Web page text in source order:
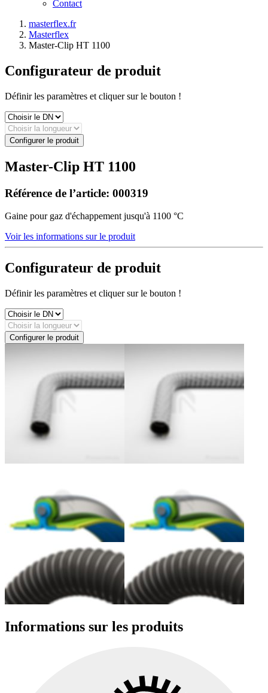
Contact
masterflex.fr
Masterflex
Master-Clip HT 1100
Configurateur de produit
Définir les paramètres et cliquer sur le bouton !
Configurer le produit
Master-Clip HT 1100
Référence de l’article: 000319
Gaine pour gaz d'échappement jusqu'à 1100 °C
Voir les informations sur le produit
Configurateur de produit
Définir les paramètres et cliquer sur le bouton !
Configurer le produit
Informations sur les produits